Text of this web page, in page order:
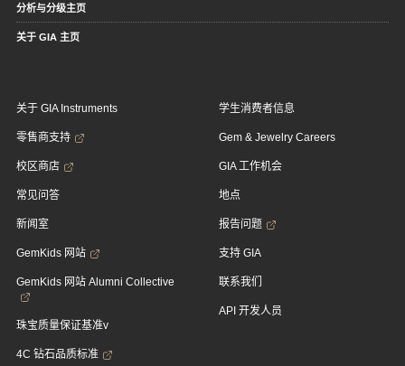
分析与分级主页
关于 GIA 主页
关于 GIA Instruments
零售商支持
校区商店
常见问答
新闻室
GemKids 网站
GemKids 网站 Alumni Collective
珠宝质量保证基准v
4C 钻石品质标准
学生消费者信息
Gem & Jewelry Careers
GIA 工作机会
地点
报告问题
支持 GIA
联系我们
API 开发人员